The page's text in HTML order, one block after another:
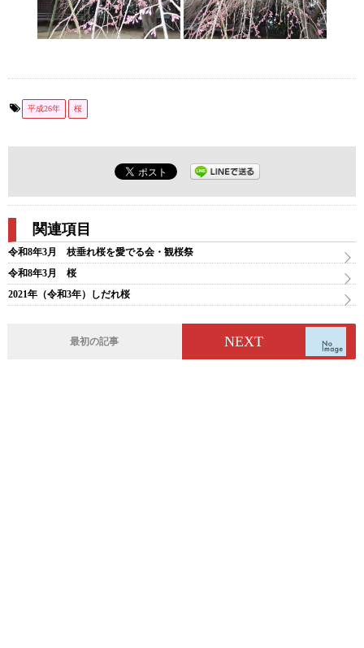
平成26年 桜
関連項目
令和8年3月 枝垂れ桜を愛でる会・観桜祭
令和8年3月 桜
2021年（令和3年）しだれ桜
最初の記事 NEXT